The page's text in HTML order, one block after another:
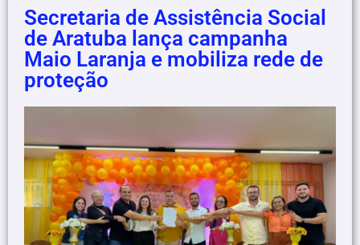
Secretaria de Assistência Social
de Aratuba lança campanha
Maio Laranja e mobiliza rede de
proteção